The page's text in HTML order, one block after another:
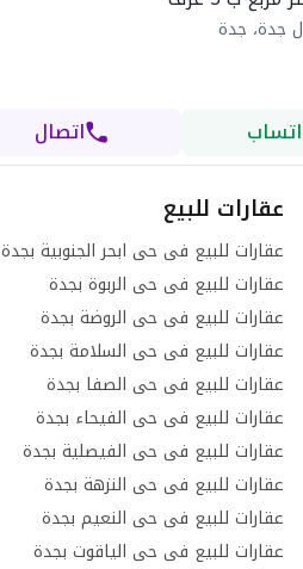
جدة، جدة
اتصال
عقارات للبيع
عقارات للبيع فى حى ابحر الجنوبية بجدة
عقارات للبيع فى حى الربوة بجدة
عقارات للبيع فى حى الروضة بجدة
عقارات للبيع فى حى السلامة بجدة
عقارات للبيع فى حى الصفا بجدة
عقارات للبيع فى حى الفيحاء بجدة
عقارات للبيع فى حى الفيصلية بجدة
عقارات للبيع فى حى النزهة بجدة
عقارات للبيع فى حى النعيم بجدة
عقارات للبيع فى حى الياقوت بجدة